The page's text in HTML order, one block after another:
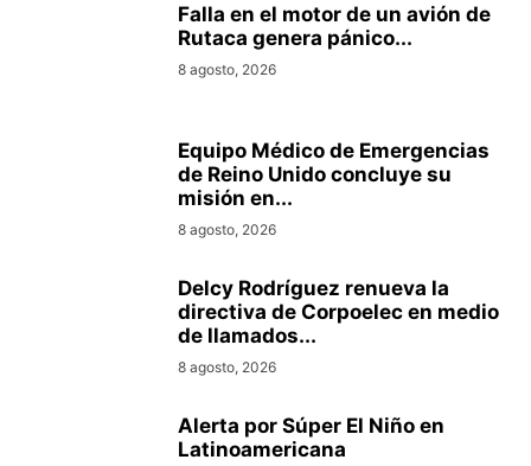
Falla en el motor de un avión de
Rutaca genera pánico...
8 agosto, 2026
Equipo Médico de Emergencias
de Reino Unido concluye su
misión en...
8 agosto, 2026
Delcy Rodríguez renueva la
directiva de Corpoelec en medio
de llamados...
8 agosto, 2026
Alerta por Súper El Niño en
Latinoamericana